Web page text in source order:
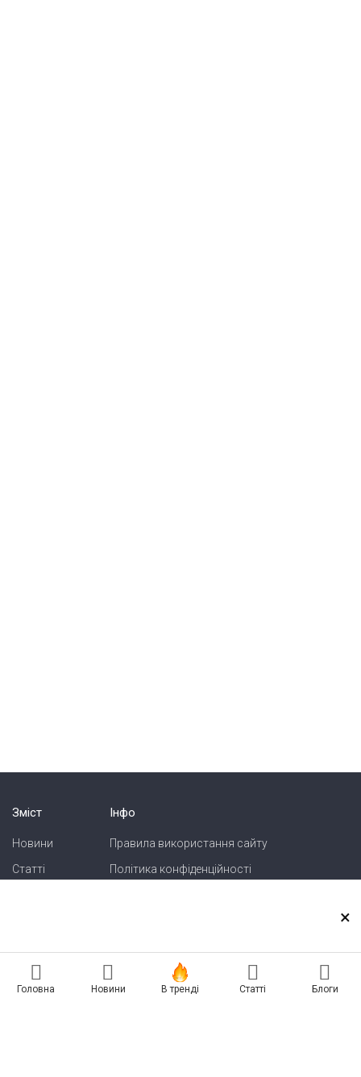
Зміст
Новини
Статті
Інфо
Правила використання сайту
Політика конфіденційності
Реклама на сайті
Есть новость? Присылайте — разместим!
×
Головна Новини В тренді Статті Блоги